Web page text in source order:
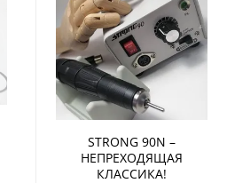
STRONG 90N –
НЕПРЕХОДЯЩАЯ
КЛАССИКА!